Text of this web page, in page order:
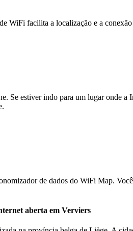
WiFi facilita a localização e a
Se estiver indo para um lugar onde
de dados do WiFi Map.
aberta em Verviers